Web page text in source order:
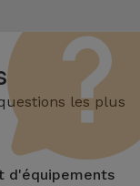
les plus
d'équipements